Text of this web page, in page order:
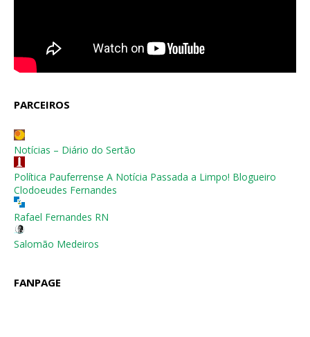
PARCEIROS
Notícias – Diário do Sertão
Política Pauferrense A Notícia Passada a Limpo! Blogueiro
Clodoeudes Fernandes
Rafael Fernandes RN
Salomão Medeiros
FANPAGE